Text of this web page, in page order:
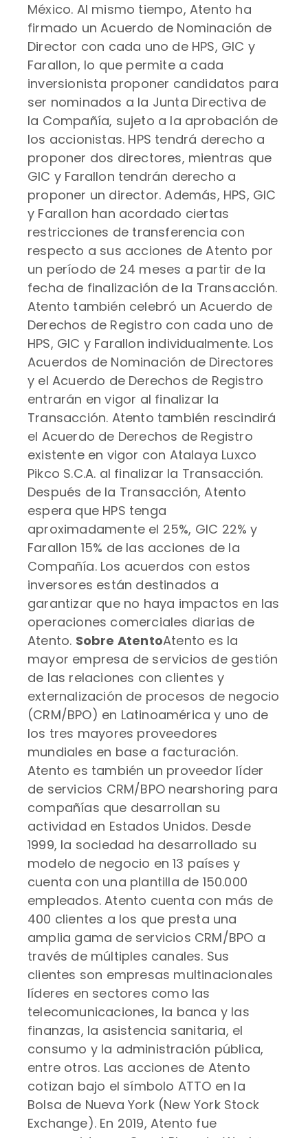
México. Al mismo tiempo, Atento ha
firmado un Acuerdo de Nominación de
Director con cada uno de HPS, GIC y
Farallon, lo que permite a cada
inversionista proponer candidatos para
ser nominados a la Junta Directiva de
la Compañía, sujeto a la aprobación de
los accionistas. HPS tendrá derecho a
proponer dos directores, mientras que
GIC y Farallon tendrán derecho a
proponer un director. Además, HPS, GIC
y Farallon han acordado ciertas
restricciones de transferencia con
respecto a sus acciones de Atento por
un período de 24 meses a partir de la
fecha de finalización de la Transacción.
Atento también celebró un Acuerdo de
Derechos de Registro con cada uno de
HPS, GIC y Farallon individualmente. Los
Acuerdos de Nominación de Directores
y el Acuerdo de Derechos de Registro
entrarán en vigor al finalizar la
Transacción. Atento también rescindirá
el Acuerdo de Derechos de Registro
existente en vigor con Atalaya Luxco
Pikco S.C.A. al finalizar la Transacción.
Después de la Transacción, Atento
espera que HPS tenga
aproximadamente el 25%, GIC 22% y
Farallon 15% de las acciones de la
Compañía. Los acuerdos con estos
inversores están destinados a
garantizar que no haya impactos en las
operaciones comerciales diarias de
Atento. Sobre AtentoAtento es la
mayor empresa de servicios de gestión
de las relaciones con clientes y
externalización de procesos de negocio
(CRM/BPO) en Latinoamérica y uno de
los tres mayores proveedores
mundiales en base a facturación.
Atento es también un proveedor líder
de servicios CRM/BPO nearshoring para
compañías que desarrollan su
actividad en Estados Unidos. Desde
1999, la sociedad ha desarrollado su
modelo de negocio en 13 países y
cuenta con una plantilla de 150.000
empleados. Atento cuenta con más de
400 clientes a los que presta una
amplia gama de servicios CRM/BPO a
través de múltiples canales. Sus
clientes son empresas multinacionales
líderes en sectores como las
telecomunicaciones, la banca y las
finanzas, la asistencia sanitaria, el
consumo y la administración pública,
entre otros. Las acciones de Atento
cotizan bajo el símbolo ATTO en la
Bolsa de Nueva York (New York Stock
Exchange). En 2019, Atento fue